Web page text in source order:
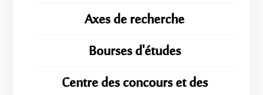
Axes de recherche
Bourses d'études
Centre des concours et des